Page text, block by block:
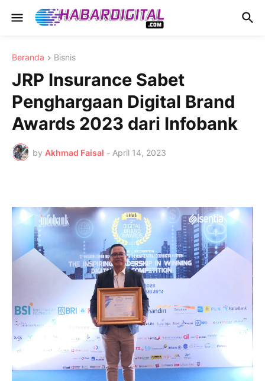
Beranda Bisnis
JRP Insurance Sabet
Penghargaan Digital Brand
Awards 2023 dari Infobank
by Akhmad Faisal - April 14, 2023